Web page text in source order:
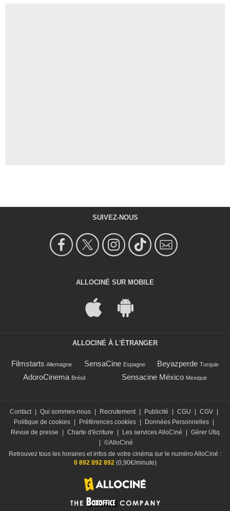
SUIVEZ-NOUS
ALLOCINÉ SUR MOBILE
ALLOCINÉ À L'ÉTRANGER
Filmstarts Allemagne SensaCine Espagne Beyazperde Turquie
AdoroCinema Brésil Sensacine México Mexique
Contact Qui sommes-nous Recrutement Publicité CGU CGV
Politique de cookies
Préférences cookies Données Personnelles
Revue de presse
Charte d'écriture Les services AlloCiné
Gérer Utiq
©AlloCiné
Retrouvez tous les horaires et infos de votre cinéma sur le numéro AlloCiné :
0 892 892 892(0,90€/minute)